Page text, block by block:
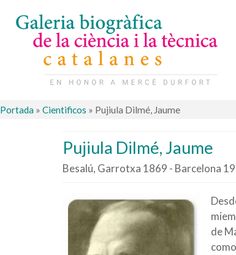
Portada » Cientificos » Pujiula Dilmé, Jaume
Pujiula Dilmé, Jaume
Besalú, Garrotxa 1869 - Barcelona
de